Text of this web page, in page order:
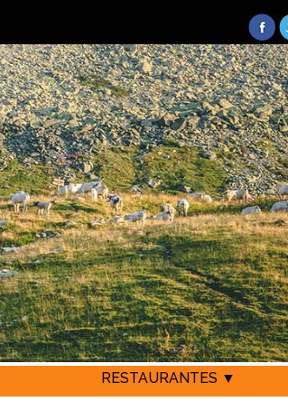
RESTAURANTES ▼